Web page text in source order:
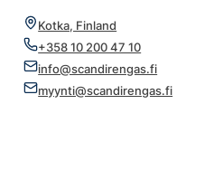
Kotka, Finland
+358 10 200 47 10
info@scandirengas.fi
myynti@scandirengas.fi